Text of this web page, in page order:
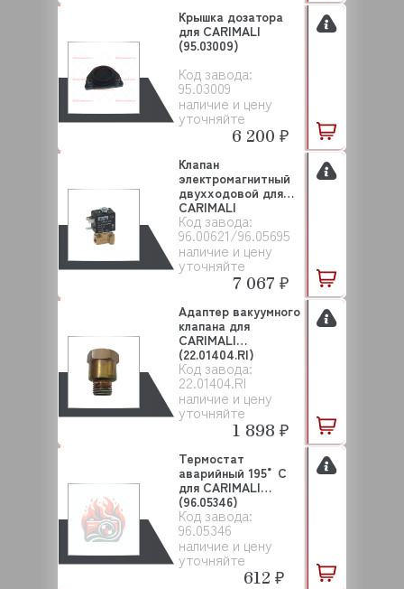
Код завода:
95.03009
наличие и цену
уточняйте
Крышка дозатора
для CARIMALI
(95.03009)
6 200 ₽
Код завода:
96.00621/96.05695
наличие и цену
уточняйте
Клапан
электромагнитный
двухходовой для
CARIMALI
(96.00621/96.056...
7 067 ₽
Код завода:
22.01404.RI
наличие и цену
уточняйте
Адаптер вакуумного
клапана для
CARIMALI
(22.01404.RI)
1 898 ₽
Код завода:
96.05346
наличие и цену
уточняйте
Термостат
аварийный 195°C
для CARIMALI
(96.05346)
612 ₽